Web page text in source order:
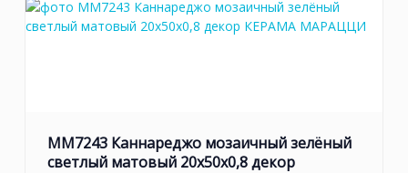
MM7243 Каннареджо мозаичный зелёный
светлый матовый 20x50x0,8 декор